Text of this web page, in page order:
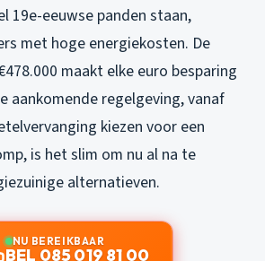
19e-eeuwse panden staan,
met hoge energiekosten. De
maakt elke euro besparing
aankomende regelgeving, vanaf
kiezen voor een
is het slim om nu al na te
alternatieven.
NU BEREIKBAAR
BEL 085 019 81 00